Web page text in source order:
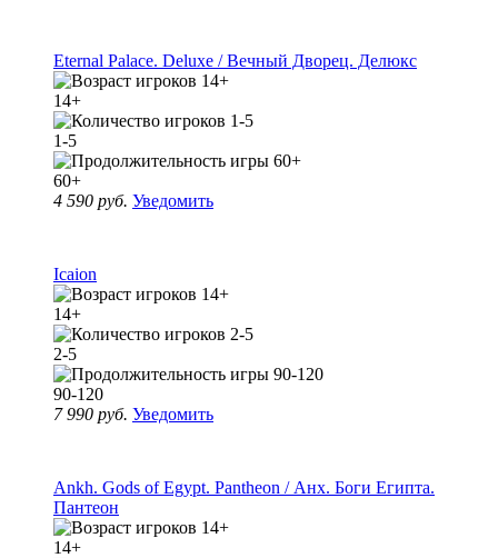
Eternal Palace. Deluxe / Вечный Дворец. Делюкс
14+
1-5
60+
4 590 руб. Уведомить
Icaion
14+
2-5
90-120
7 990 руб. Уведомить
Ankh. Gods of Egypt. Pantheon / Анх. Боги Египта.
Пантеон
14+